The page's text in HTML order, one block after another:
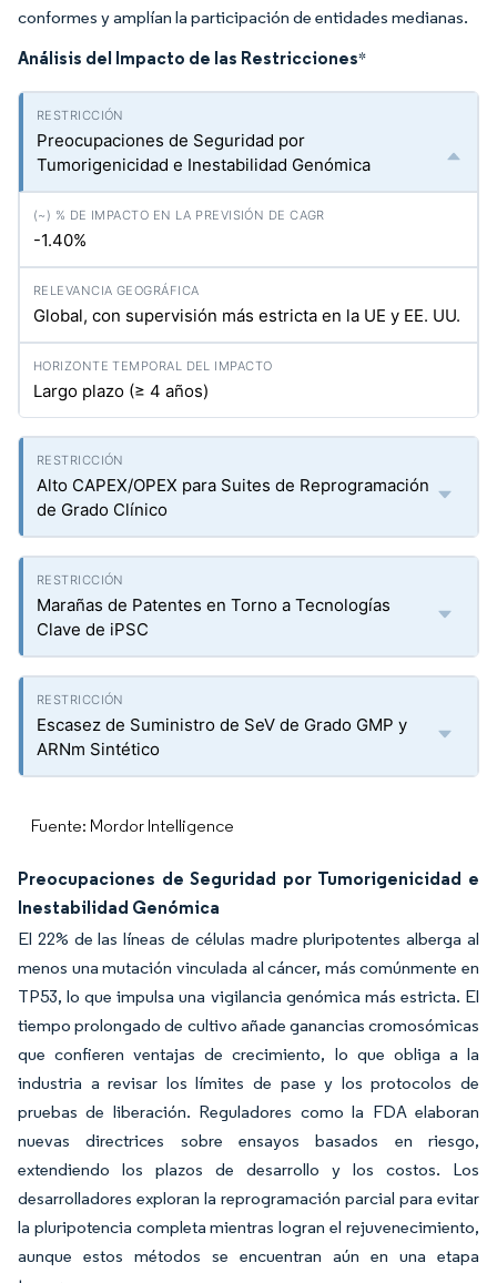
conformes y amplían la participación de entidades medianas.
Análisis del Impacto de las Restricciones*
Preocupaciones de Seguridad por
Tumorigenicidad e Inestabilidad Genómica
-1.40%
Global, con supervisión más estricta en la UE y EE. UU.
Largo plazo (≥ 4 años)
Alto CAPEX/OPEX para Suites de Reprogramación
de Grado Clínico
Marañas de Patentes en Torno a Tecnologías
Clave de iPSC
Escasez de Suministro de SeV de Grado GMP y
ARNm Sintético
Fuente: Mordor Intelligence
Preocupaciones de Seguridad por Tumorigenicidad e
Inestabilidad Genómica
El 22% de las líneas de células madre pluripotentes alberga al
menos una mutación vinculada al cáncer, más comúnmente en
TP53, lo que impulsa una vigilancia genómica más estricta. El
tiempo prolongado de cultivo añade ganancias cromosómicas
que confieren ventajas de crecimiento, lo que obliga a la
industria a revisar los límites de pase y los protocolos de
pruebas de liberación. Reguladores como la FDA elaboran
nuevas directrices sobre ensayos basados en riesgo,
extendiendo los plazos de desarrollo y los costos. Los
desarrolladores exploran la reprogramación parcial para evitar
la pluripotencia completa mientras logran el rejuvenecimiento,
aunque estos métodos se encuentran aún en una etapa